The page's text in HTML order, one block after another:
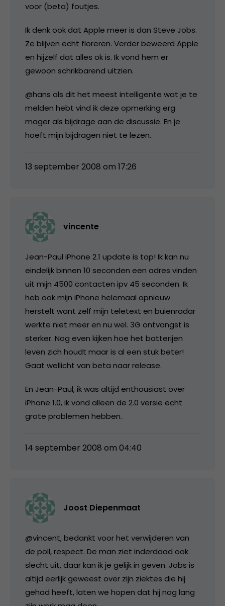
voor (beta) foutjes.
Ik denk ook dat Apple meer is dan Steve Jobs.
Ze blijven echt floreren. Verder beweerd Apple
en hijzelf dat alles ok is. Ik vond hem er
gewoon schrikbarend uitzien.
@hans als dit het meest intelligente wat je te
melden hebt vind ik deze opmerking erg
mager als bijdrage aan de discussie. En je
hoeft mijn bijdragen niet te lezen.
13 september 2008 om 17:26
vincente
Jean-Paul iPhone 2.1 update is top! Ik kan nu
eindelijk binnen 10 seconden een adres vinden
uit mijn 4500 contacten ipv 45 seconden. Ik
heb ook mijn iPhone helemaal opnieuw
herstelt want zelf mijn teletext en buienradar
werkte niet meer en nu wel. 3G ontvangst is
sterker. Nog even kijken hoe het batterijen
leven zich houdt maar is al een stuk beter!
Gaat wellicht van beta naar release.
En Jean-Paul, ik was altijd enthousiast over
iPhone 1.0, ik vond alleen de 2.0 versie echt
grote problemen hebben.
14 september 2008 om 04:40
Joost Diepenmaat
@vincent, bedankt voor het verwijderen van
de poll, respect. De man ziet inderdaad ook
slecht uit, daar kan ik je gelijk in geven. Jobs is
altijd eerlijk geweest over zijn ziektes die hij
gehad heeft, laten we hopen dat hij nog lang